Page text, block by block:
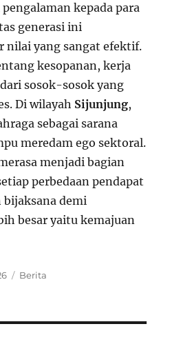
kepada para
generasi ini
nilai yang sangat efektif.
kesopanan, kerja
sosok-sosok yang
Di wilayah Sijunjung,
sebagai sarana
meredam ego sektoral.
menjadi bagian
perbedaan pendapat
bijaksana demi
besar yaitu kemajuan
Categories
Berita